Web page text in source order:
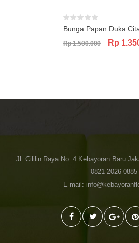
Bunga Papan Duka
Rp1.500.000
Original
Rp
Jl. Cililin Raya No. 4 Kebayoran Baru
0821-2026-0885
E-mail: